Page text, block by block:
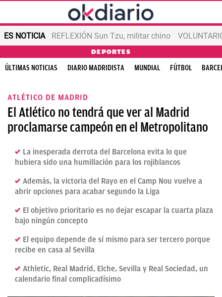
ES NOTICIA REFLEXIÓN Sun Tzu, militar chino
DEPORTES
ÚLTIMAS NOTICIAS DIARIO MADRIDISTA MUNDIAL FÚTBOL
ATLÉTICO DE MADRID
El Atlético no tendrá que ver al Madrid
proclamarse campeón en el Metropolitano
La inesperada derrota del Barcelona evita lo que
hubiera sido una humillación para los rojiblancos
Además, la victoria del Rayo en el Camp Nou vuelve a
abrir opciones para acabar segundo la Liga
El objetivo prioritario es no dejar escapar la cuarta plaza
bajo ningún concepto
El equipo depende de sí mismo para ser tercero porque
recibe en casa al Sevilla
Athletic, Real Madrid, Elche, Sevilla y Real Sociedad, un
calendario final complicadísimo